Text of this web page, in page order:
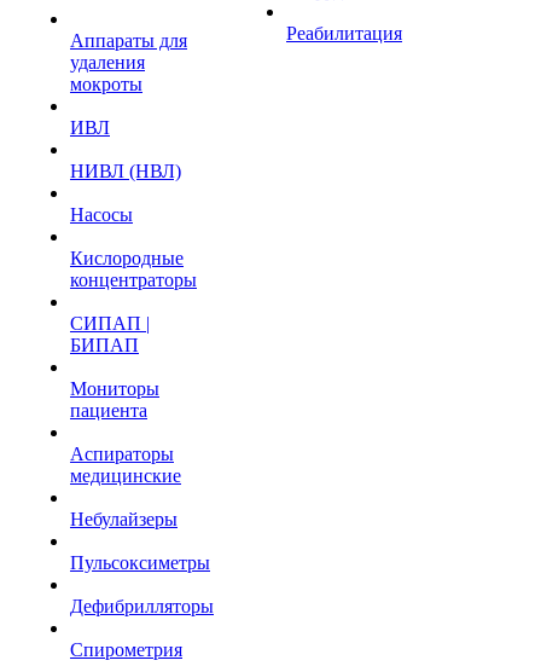
Аппараты для
удаления
мокроты
ИВЛ
НИВЛ (НВЛ)
Насосы
Кислородные
концентраторы
СИПАП |
БИПАП
Мониторы
пациента
Аспираторы
медицинские
Небулайзеры
Пульсоксиметры
Дефибрилляторы
Спирометрия
Реабилитация